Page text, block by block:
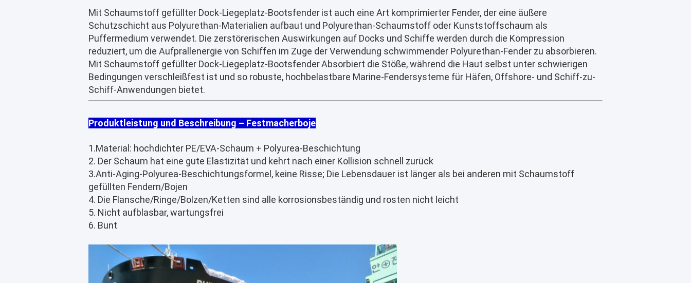
Mit Schaumstoff gefüllter Dock-Liegeplatz-Bootsfenderist auch eine Art komprimierter Fender, der eine äußere
Schutzschicht aus Polyurethan-Materialien aufbaut und Polyurethan-Schaumstoff oder Kunststoffschaum als
Puffermedium verwendet. Die zerstörerischen Auswirkungen auf Docks und Schiffe werden durch die Kompression
reduziert, um die Aufprallenergie von Schiffen im Zuge der Verwendung schwimmender Polyurethan-Fender zu absorbieren.
Mit Schaumstoff gefüllter Dock-Liegeplatz-BootsfenderAbsorbiert die Stöße, während die Haut selbst unter schwierigen
Bedingungen verschleißfest ist und so robuste, hochbelastbare Marine-Fendersysteme für Häfen, Offshore- und Schiff-zu-
Schiff-Anwendungen bietet.
Produktleistung und Beschreibung – Festmacherboje
1.Material: hochdichter PE/EVA-Schaum + Polyurea-Beschichtung
2. Der Schaum hat eine gute Elastizität und kehrt nach einer Kollision schnell zurück
3.Anti-Aging-Polyurea-Beschichtungsformel, keine Risse; Die Lebensdauer ist länger als bei anderen mit Schaumstoff
gefüllten Fendern/Bojen
4. Die Flansche/Ringe/Bolzen/Ketten sind alle korrosionsbeständig und rosten nicht leicht
5. Nicht aufblasbar, wartungsfrei
6. Bunt